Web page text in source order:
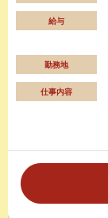
給与
勤務地
仕事内容